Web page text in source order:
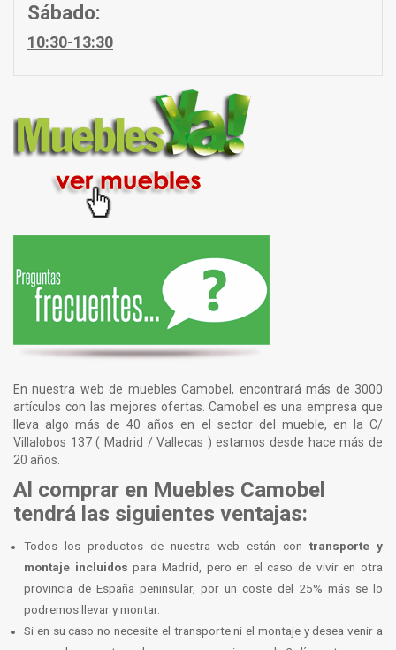
Sábado:
10:30-13:30
En nuestra web de muebles Camobel, encontrará más de 3000
artículos con las mejores ofertas. Camobel es una empresa que
lleva algo más de 40 años en el sector del mueble, en la C/
Villalobos 137 ( Madrid / Vallecas ) estamos desde hace más de
20 años.
Al comprar en Muebles Camobel
tendrá las siguientes ventajas:
Todos los productos de nuestra web están con transporte y
montaje incluidos para Madrid, pero en el caso de vivir en otra
provincia de España peninsular, por un coste del 25% más se lo
podremos llevar y montar.
Si en su caso no necesite el transporte ni el montaje y desea venir a